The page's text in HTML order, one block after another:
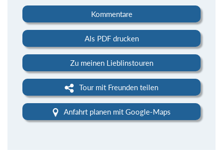
Kommentare
Als PDF drucken
Zu meinen Lieblinstouren
Tour mit Freunden teilen
Anfahrt planen mit Google-Maps